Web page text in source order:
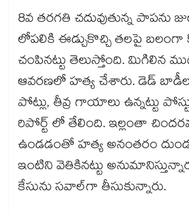
8వ తరగతి చదువుతున్న పాపను
లోపలికి ఈడ్చుకొచ్చి తలపై బలంగా
చంపినట్టు తెలుస్తోంది. మిగిలిన
ఆవరణలో హత్య చేశారు. డెడ్
పోట్లు, తీవ్ర గాయాలు ఉన్నట్టు
రిపోర్ట్ లో తేలింది. ఇల్లంతా
ఉండడంతో హత్య అనంతరం
ఇంటిని వెతికినట్టు
కేసును సవాల్​గా తీసుకున్నారు.